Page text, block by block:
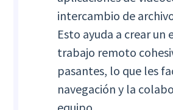
intercambio de
Esto ayuda a crear un
trabajo remoto
pasantes, lo que les
navegación y la